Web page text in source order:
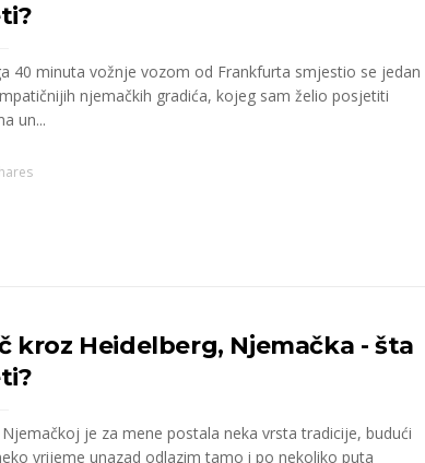
40 minuta vožnje vozom od Frankfurta smjestio se jedan
njemačkih gradića, kojeg sam želio posjetiti
un...
kroz Heidelberg, Njemačka - šta
je za mene postala neka vrsta tradicije, budući
vrijeme unazad odlazim tamo i po nekoliko puta